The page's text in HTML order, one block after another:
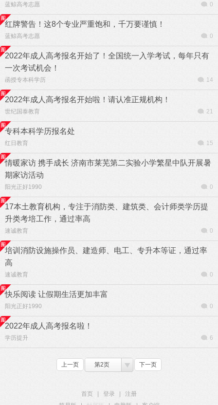
蓝鲸高考志愿 0
红牌警告！这8个专业严重饱和，千万要谨慎！
蓝鲸高考志愿 0
2022年成人高考报名开始了！全国统一入学考试，每年只有
一次考试机会！
函授专本科学历 14
2022年成人高考报名开始啦！请认准正规机构！
世纪国泰教育 21
专科本科学历报名处
红日教育 15
情暖家访 携手成长 济南市莱芜第二实验小学繁星中队开展暑
期家访活动
阳光正好1990 0
17本土教育机构，专注于消防类、建筑类、会计师类学历提
升类考培工作，通过率高
速诚教育 0
培训消防设施操作员、建造师、电工、专升本等证，通过率
高
速诚教育 0
快乐阅读 让假期生活更加丰富
阳光正好1990 0
2022年成人高考报名啦！
学历提升 6
上一页 第2页 下一页
首页 登录
注册